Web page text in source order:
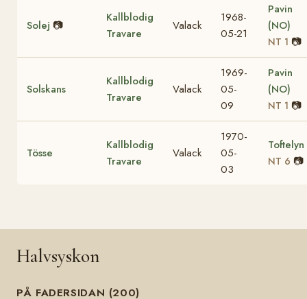
Solej 📷
Kallblodig
Travare
Valack
1968-
05-21
Pavin
(NO)
NT 1 📷
Solskans
Kallblodig
Travare
Valack
1969-
05-
09
Pavin
(NO)
NT 1 📷
Tösse
Kallblodig
Travare
Valack
1970-
05-
03
Toftelyn
NT 6 📷
Halvsyskon
PÅ FADERSIDAN (200)